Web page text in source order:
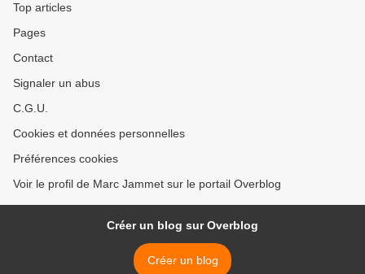
Top articles
Pages
Contact
Signaler un abus
C.G.U.
Cookies et données personnelles
Préférences cookies
Voir le profil de Marc Jammet sur le portail Overblog
Créer un blog sur Overblog
Créer un blog